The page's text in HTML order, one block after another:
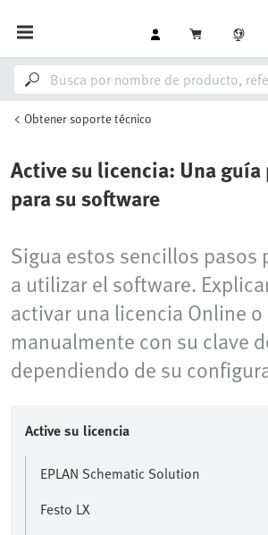
Obtener soporte técnico
Active su licencia: Una guía
para su software
Sigua estos sencillos pasos
a utilizar el software.
activar una licencia Online o
manualmente con su clave
dependiendo de su
Active su licencia
EPLAN Schematic Solution
Festo LX